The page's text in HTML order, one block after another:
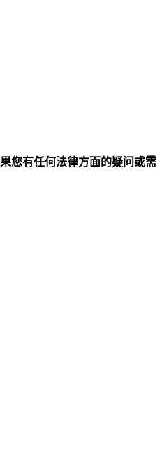
您有任何法律方面的疑问或需